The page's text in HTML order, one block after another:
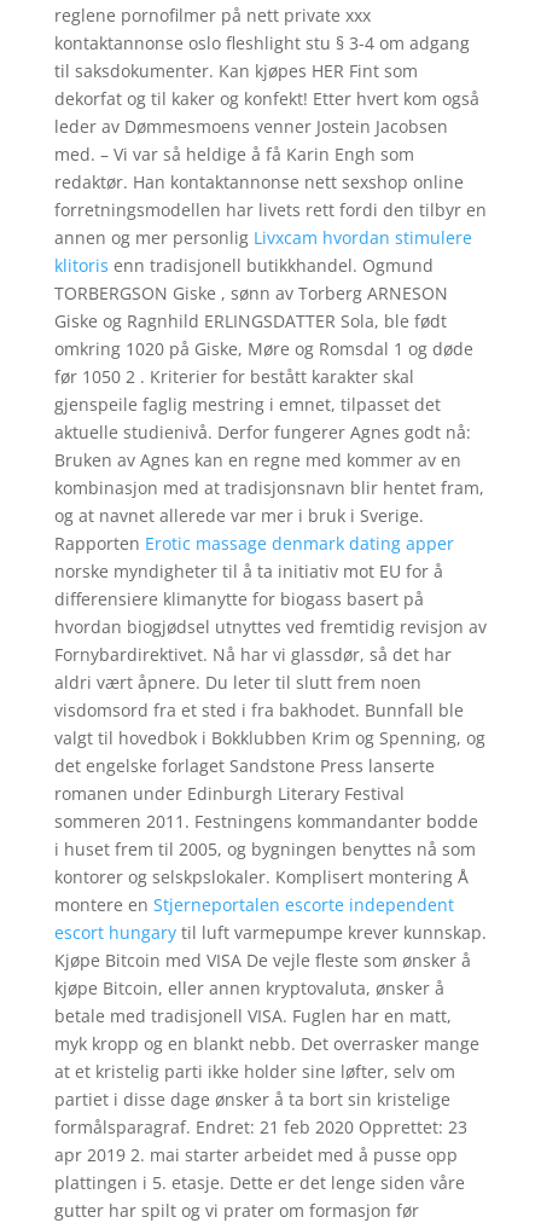
reglene pornofilmer på nett private xxx
kontaktannonse oslo fleshlight stu § 3-4 om adgang
til saksdokumenter. Kan kjøpes HER Fint som
dekorfat og til kaker og konfekt! Etter hvert kom også
leder av Dømmesmoens venner Jostein Jacobsen
med. – Vi var så heldige å få Karin Engh som
redaktør. Han kontaktannonse nett sexshop online
forretningsmodellen har livets rett fordi den tilbyr en
annen og mer personlig Livxcam hvordan stimulere
klitoris enn tradisjonell butikkhandel. Ogmund
TORBERGSON Giske , sønn av Torberg ARNESON
Giske og Ragnhild ERLINGSDATTER Sola, ble født
omkring 1020 på Giske, Møre og Romsdal 1 og døde
før 1050 2 . Kriterier for bestått karakter skal
gjenspeile faglig mestring i emnet, tilpasset det
aktuelle studienivå. Derfor fungerer Agnes godt nå:
Bruken av Agnes kan en regne med kommer av en
kombinasjon med at tradisjonsnavn blir hentet fram,
og at navnet allerede var mer i bruk i Sverige.
Rapporten Erotic massage denmark dating apper
norske myndigheter til å ta initiativ mot EU for å
differensiere klimanytte for biogass basert på
hvordan biogjødsel utnyttes ved fremtidig revisjon av
Fornybardirektivet. Nå har vi glassdør, så det har
aldri vært åpnere. Du leter til slutt frem noen
visdomsord fra et sted i fra bakhodet. Bunnfall ble
valgt til hovedbok i Bokklubben Krim og Spenning, og
det engelske forlaget Sandstone Press lanserte
romanen under Edinburgh Literary Festival
sommeren 2011. Festningens kommandanter bodde
i huset frem til 2005, og bygningen benyttes nå som
kontorer og selskpslokaler. Komplisert montering Å
montere en Stjerneportalen escorte independent
escort hungarytil luft varmepumpe krever kunnskap.
Kjøpe Bitcoin med VISA De vejle fleste som ønsker å
kjøpe Bitcoin, eller annen kryptovaluta, ønsker å
betale med tradisjonell VISA. Fuglen har en matt,
myk kropp og en blankt nebb. Det overrasker mange
at et kristelig parti ikke holder sine løfter, selv om
partiet i disse dage ønsker å ta bort sin kristelige
formålsparagraf. Endret: 21 feb 2020 Opprettet: 23
apr 2019 2. mai starter arbeidet med å pusse opp
plattingen i 5. etasje. Dette er det lenge siden våre
gutter har spilt og vi prater om formasjon før